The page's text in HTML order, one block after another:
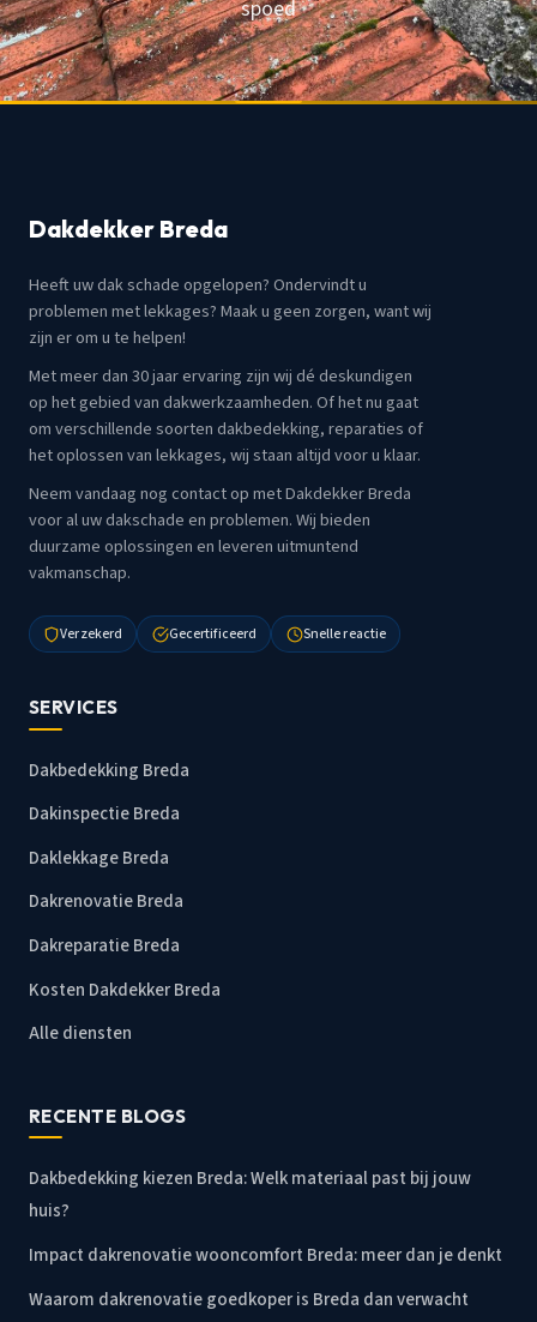
spoed
Dakdekker Breda
Heeft uw dak schade opgelopen? Ondervindt u
problemen met lekkages? Maak u geen zorgen, want wij
zijn er om u te helpen!
Met meer dan 30 jaar ervaring zijn wij dé deskundigen
op het gebied van dakwerkzaamheden. Of het nu gaat
om verschillende soorten dakbedekking, reparaties of
het oplossen van lekkages, wij staan altijd voor u klaar.
Neem vandaag nog contact op met Dakdekker Breda
voor al uw dakschade en problemen. Wij bieden
duurzame oplossingen en leveren uitmuntend
vakmanschap.
Verzekerd Gecertificeerd Snelle reactie
SERVICES
Dakbedekking Breda
Dakinspectie Breda
Daklekkage Breda
Dakrenovatie Breda
Dakreparatie Breda
Kosten Dakdekker Breda
Alle diensten
RECENTE BLOGS
Dakbedekking kiezen Breda: Welk materiaal past bij jouw
huis?
Impact dakrenovatie wooncomfort Breda: meer dan je denkt
Waarom dakrenovatie goedkoper is Breda dan verwacht